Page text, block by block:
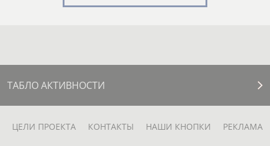
ТАБЛО АКТИВНОСТИ
ЦЕЛИ ПРОЕКТА КОНТАКТЫ НАШИ КНОПКИ РЕКЛАМА